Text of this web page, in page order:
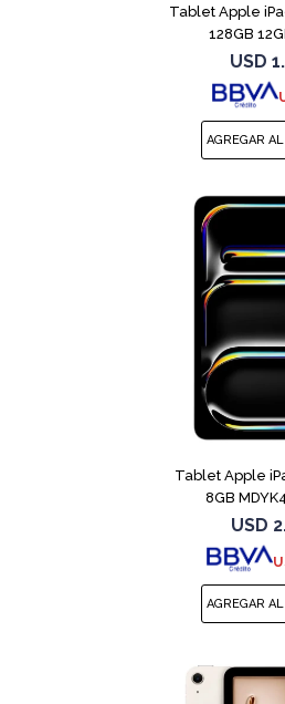
Tablet Apple
128GB
USD
Tablet Apple
8GB
USD